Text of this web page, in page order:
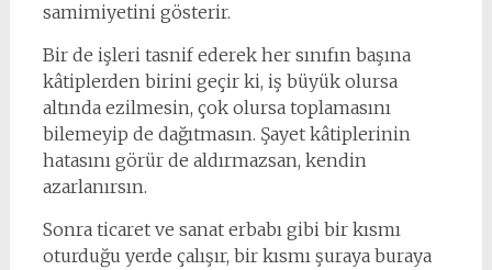
samimiyetini gösterir.
Bir de işleri tasnif ederek her sınıfın başına
kâtiplerden birini geçir ki, iş büyük olursa
altında ezilmesin, çok olursa toplamasını
bilemeyip de dağıtmasın. Şayet kâtiplerinin
hatasını görür de aldırmazsan, kendin
azarlanırsın.
Sonra ticaret ve sanat erbabı gibi bir kısmı
oturduğu yerde çalışır, bir kısmı şuraya buraya